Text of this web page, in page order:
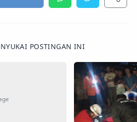
POSTINGAN INI